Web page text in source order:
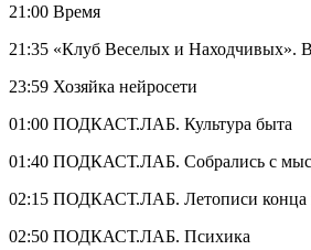
21:00 Время
21:35 «Клуб Веселых и Находчивых».
23:59 Хозяйка нейросети
01:00 ПОДКАСТ.ЛАБ. Культура быта
01:40 ПОДКАСТ.ЛАБ. Собрались с
02:15 ПОДКАСТ.ЛАБ. Летописи конца
02:50 ПОДКАСТ.ЛАБ. Психика